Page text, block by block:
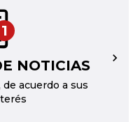
1
NOTICIAS
acuerdo a sus
→